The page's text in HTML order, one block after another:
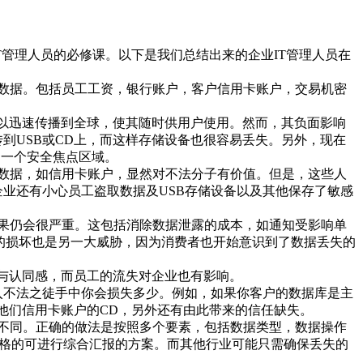
理人员的必修课。以下是我们总结出来的企业IT管理人员在
。包括员工工资，银行账户，客户信用卡账户，交易机密
速传播到全球，使其随时供用户使用。然而，其负面影响
USB或CD上，而这样存储设备也很容易丢失。另外，现在
个安全焦点区域。
，如信用卡账户，显然对不法分子有价值。但是，这些人
还有小心员工盗取数据及USB存储设备以及其他保存了敏感
会很严重。这包括消除数据泄露的成本，如通知受影响单
坏也是另一大威胁，因为消费者也开始意识到了数据丢失的
同感，而员工的流失对企业也有影响。
法之徒手中你会损失多少。例如，如果你客户的数据库是主
信用卡账户的CD，另外还有由此带来的信任缺失。
。正确的做法是按照多个要素，包括数据类型，数据操作
的可进行综合汇报的方案。而其他行业可能只需确保丢失的